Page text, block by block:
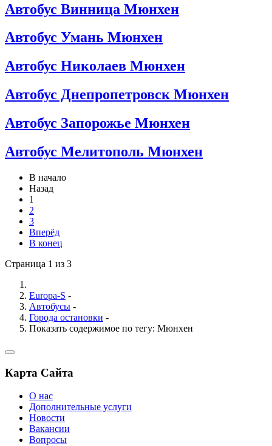
Автобус Винница Мюнхен
Автобус Умань Мюнхен
Автобус Николаев Мюнхен
Автобус Днепропетровск Мюнхен
Автобус Запорожье Мюнхен
Автобус Мелитополь Мюнхен
В начало
Назад
1
2
3
Вперёд
В конец
Страница 1 из 3
Europa-S -
Автобусы -
Города остановки -
Показать содержимое по тегу: Мюнхен
Карта Сайта
О нас
Дополнительные услуги
Новости
Вакансии
Вопросы